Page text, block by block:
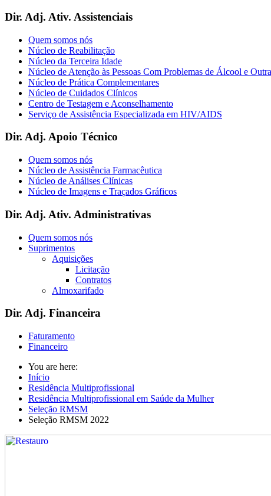
Dir. Adj. Ativ. Assistenciais
Quem somos nós
Núcleo de Reabilitação
Núcleo da Terceira Idade
Núcleo de Atenção às Pessoas Com Problemas de Álcool e
Núcleo de Prática Complementares
Núcleo de Cuidados Clínicos
Centro de Testagem e Aconselhamento
Serviço de Assistência Especializada em HIV/AIDS
Dir. Adj. Apoio Técnico
Quem somos nós
Núcleo de Assistência Farmacêutica
Núcleo de Análises Clínicas
Núcleo de Imagens e Traçados Gráficos
Dir. Adj. Ativ. Administrativas
Quem somos nós
Suprimentos
Aquisições
Licitação
Contratos
Almoxarifado
Dir. Adj. Financeira
Faturamento
Financeiro
You are here:
Início
Residência Multiprofissional
Residência Multiprofissional em Saúde da Mulher
Seleção RMSM
Seleção RMSM 2022